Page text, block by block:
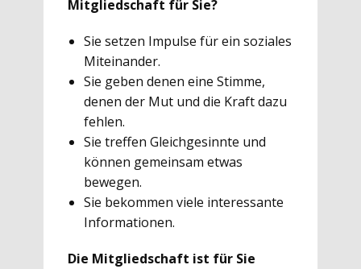
Mitgliedschaft für Sie?
Sie setzen Impulse für ein soziales
Miteinander.
Sie geben denen eine Stimme,
denen der Mut und die Kraft dazu
fehlen.
Sie treffen Gleichgesinnte und
können gemeinsam etwas
bewegen.
Sie bekommen viele interessante
Informationen.
Die Mitgliedschaft ist für Sie